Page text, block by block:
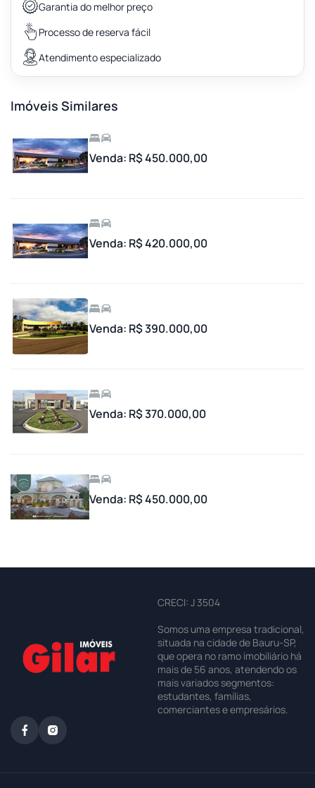
Garantia do melhor preço
Processo de reserva fácil
Atendimento especializado
Imóveis Similares
Venda: R$ 450.000,00
Venda: R$ 420.000,00
Venda: R$ 390.000,00
Venda: R$ 370.000,00
Venda: R$ 450.000,00
CRECI: J 3504
Somos uma empresa tradicional,
situada na cidade de Bauru-SP,
que opera no ramo imobiliário há
mais de 56 anos, atendendo os
mais variados segmentos:
estudantes, famílias,
comerciantes e empresários.